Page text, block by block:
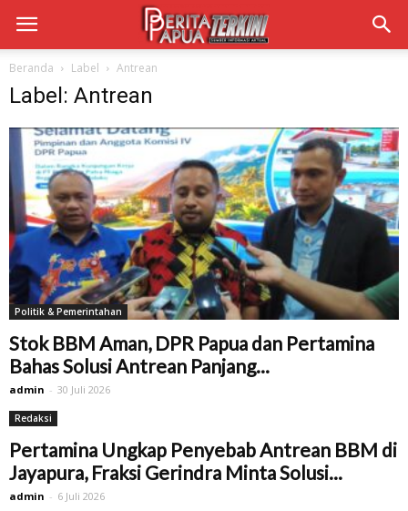
Beranda Label Antrean
Label: Antrean
Politik & Pemerintahan
Stok BBM Aman, DPR Papua dan Pertamina
Bahas Solusi Antrean Panjang...
admin - 30 Juli 2026
Redaksi
Pertamina Ungkap Penyebab Antrean BBM di
Jayapura, Fraksi Gerindra Minta Solusi...
admin - 6 Juli 2026